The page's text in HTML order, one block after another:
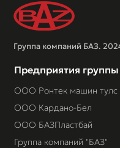
Группа компаний БАЗ.
Предприятия
ООО Ронтек машин тулс
ООО Кардано-Бел
ООО БАЗПластбай
Группа компаний "БАЗ"